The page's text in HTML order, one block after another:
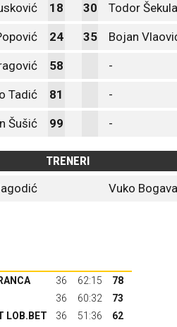
18 30 Todor
24 35 Bojan
58 -
Tadić 81 -
Šušić 99 -
TRENERI
Vuko
36 62:15
78
36 60:32
73
LOB.BET 36 51:36
62